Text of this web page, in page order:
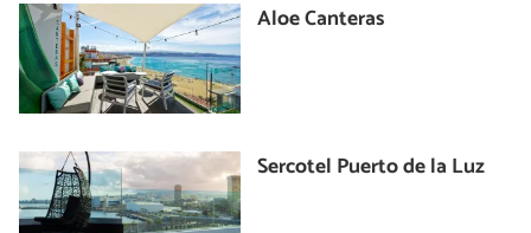
Aloe Canteras
Sercotel Puerto de la Luz